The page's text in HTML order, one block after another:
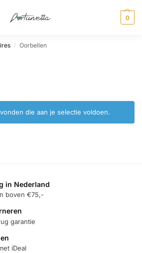
0
/ Oorbellen
die aan je selectie voldoen.
in Nederland
boven €75,-
garantie
iDeal